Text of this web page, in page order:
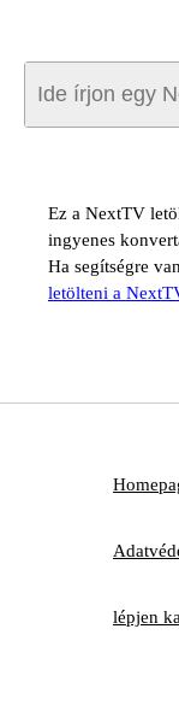
Ez a NextTV
ingyenes
Ha segítségre
letölteni a
lépjen